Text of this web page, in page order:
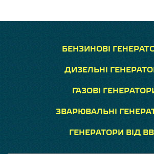
БЕНЗИНОВІ
ДИЗЕЛЬНІ
ГАЗОВІ
ЗВАРЮВАЛЬНІ
ГЕНЕРАТОРИ ВІД